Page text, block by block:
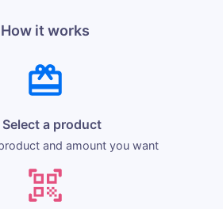
How it works
Select a product
and amount you want